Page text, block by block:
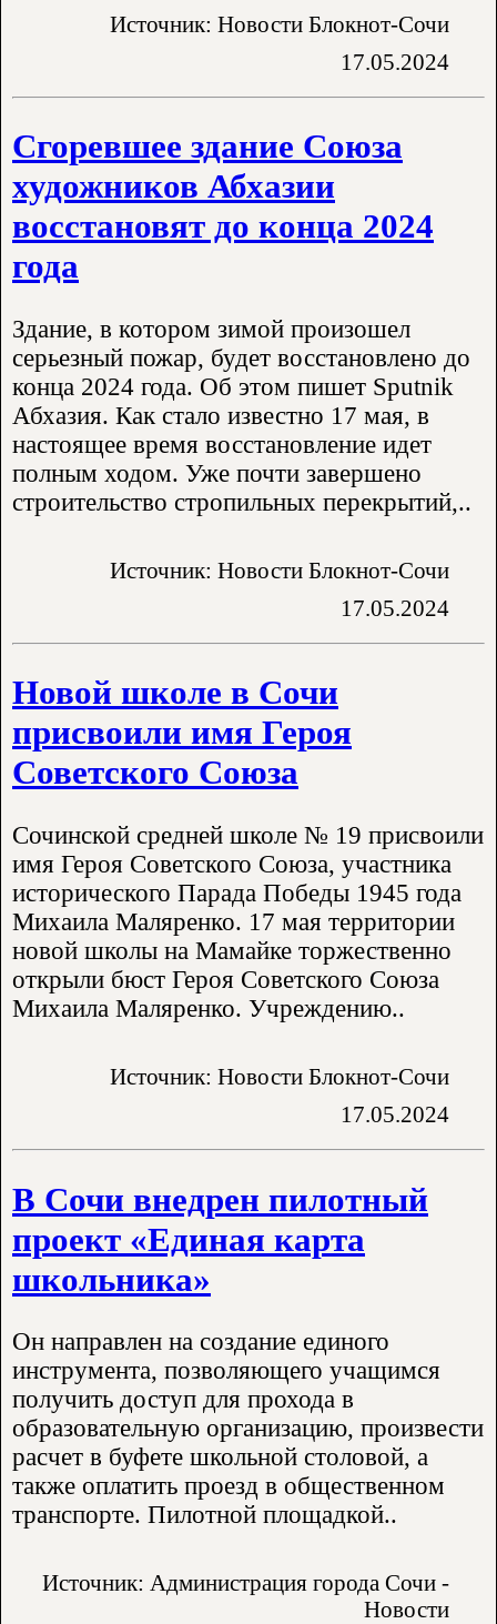
Источник: Новости Блокнот-Сочи
17.05.2024
Сгоревшее здание Союза
художников Абхазии
восстановят до конца 2024
года
Здание, в котором зимой произошел
серьезный пожар, будет восстановлено до
конца 2024 года. Об этом пишет Sputnik
Абхазия. Как стало известно 17 мая, в
настоящее время восстановление идет
полным ходом. Уже почти завершено
строительство стропильных перекрытий,..
Источник: Новости Блокнот-Сочи
17.05.2024
Новой школе в Сочи
присвоили имя Героя
Советского Союза
Сочинской средней школе № 19 присвоили
имя Героя Советского Союза, участника
исторического Парада Победы 1945 года
Михаила Маляренко. 17 мая территории
новой школы на Мамайке торжественно
открыли бюст Героя Советского Союза
Михаила Маляренко. Учреждению..
Источник: Новости Блокнот-Сочи
17.05.2024
В Сочи внедрен пилотный
проект «Единая карта
школьника»
Он направлен на создание единого
инструмента, позволяющего учащимся
получить доступ для прохода в
образовательную организацию, произвести
расчет в буфете школьной столовой, а
также оплатить проезд в общественном
транспорте. Пилотной площадкой..
Источник: Администрация города Сочи -
Новости